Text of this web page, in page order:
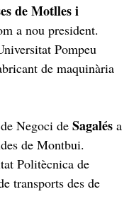
de Motlles i
a nou president.
Pompeu
de maquinària
Negoci de Sagalés a
de Montbui.
Politècnica de
transports des de